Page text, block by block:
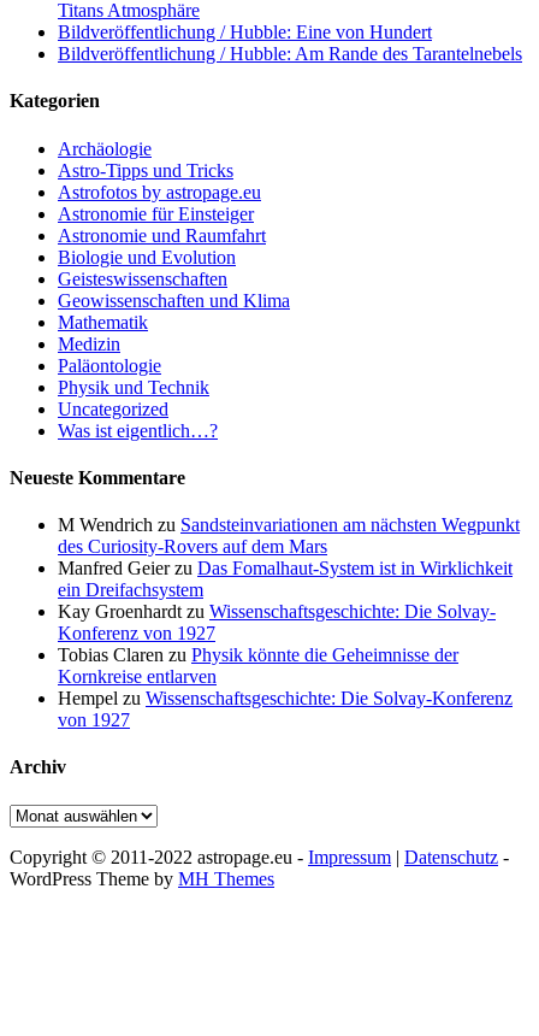
Titans Atmosphäre
Bildveröffentlichung / Hubble: Eine von Hundert
Bildveröffentlichung / Hubble: Am Rande des Tarantelnebels
Kategorien
Archäologie
Astro-Tipps und Tricks
Astrofotos by astropage.eu
Astronomie für Einsteiger
Astronomie und Raumfahrt
Biologie und Evolution
Geisteswissenschaften
Geowissenschaften und Klima
Mathematik
Medizin
Paläontologie
Physik und Technik
Uncategorized
Was ist eigentlich…?
Neueste Kommentare
M Wendrich zu Sandsteinvariationen am nächsten Wegpunkt
des Curiosity-Rovers auf dem Mars
Manfred Geierzu Das Fomalhaut-System ist in Wirklichkeit
ein Dreifachsystem
Kay Groenhardt zu Wissenschaftsgeschichte: Die Solvay-
Konferenz von 1927
Tobias Claren zu Physik könnte die Geheimnisse der
Kornkreise entlarven
Hempel zu Wissenschaftsgeschichte: Die Solvay-Konferenz
von 1927
Archiv
Archiv
Copyright © 2011-2022 astropage.eu - Impressum | Datenschutz -
WordPress Theme by MH Themes